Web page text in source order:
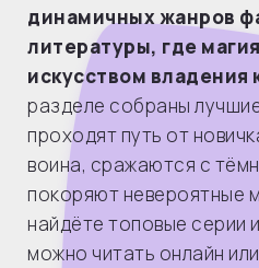
динамичных жанров
литературы, где
искусством владения
разделе собраны
проходят путь от
воина, сражаются с
покоряют невероятные
найдёте топовые серии
можно читать онлайн